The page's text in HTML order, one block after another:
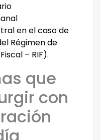
en el caso de
Régimen de
– RIF).
que
con